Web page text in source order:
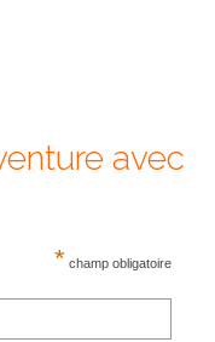
avec
* champ obligatoire